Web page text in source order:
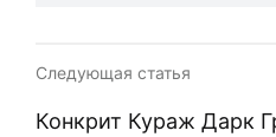
Следующая статья
Конкрит Кураж Дарк